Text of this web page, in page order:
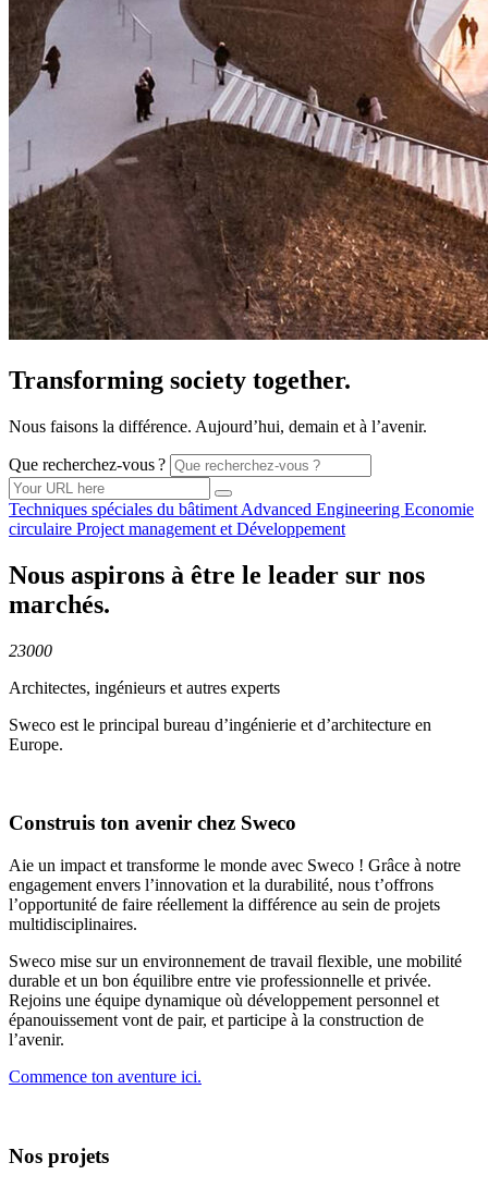
Transforming society together.
Nous faisons la différence. Aujourd’hui, demain et à l’avenir.
Que recherchez-vous ?
Techniques spéciales du bâtiment Advanced Engineering Economie
circulaire Project management et Développement
Nous aspirons à être le leader sur nos
marchés.
23000
Architectes, ingénieurs et autres experts
Sweco est le principal bureau d’ingénierie et d’architecture en
Europe.
Construis ton avenir chez Sweco
Aie un impact et transforme le monde avec Sweco ! Grâce à notre
engagement envers l’innovation et la durabilité, nous t’offrons
l’opportunité de faire réellement la différence au sein de projets
multidisciplinaires.
Sweco mise sur un environnement de travail flexible, une mobilité
durable et un bon équilibre entre vie professionnelle et privée.
Rejoins une équipe dynamique où développement personnel et
épanouissement vont de pair, et participe à la construction de
l’avenir.
Commence ton aventure ici.
Nos projets